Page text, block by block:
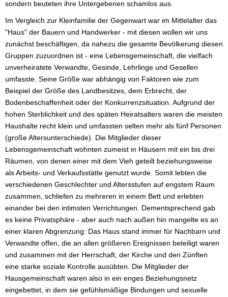
sondern beuteten ihre Untergebenen schamlos aus.
Im Vergleich zur Kleinfamilie der Gegenwart war im Mittelalter das
"Haus" der Bauern und Handwerker - mit diesen wollen wir uns
zunächst beschäftigen, da nahezu die gesamte Bevölkerung diesen
Gruppen zuzuordnen ist - eine Lebensgemeinschaft, die vielfach
unverheiratete Verwandte, Gesinde, Lehrlinge und Gesellen
umfasste. Seine Größe war abhängig von Faktoren wie zum
Beispiel der Größe des Landbesitzes, dem Erbrecht, der
Bodenbeschaffenheit oder der Konkurrenzsituation. Aufgrund der
hohen Sterblichkeit und des späten Heiratsalters waren die meisten
Haushalte recht klein und umfassten selten mehr als fünf Personen
(große Altersunterschiede). Die Mitglieder dieser
Lebensgemeinschaft wohnten zumeist in Häusern mit ein bis drei
Räumen, von denen einer mit dem Vieh geteilt beziehungsweise
als Arbeits- und Verkaufsstätte genutzt wurde. Somit lebten die
verschiedenen Geschlechter und Altersstufen auf engstem Raum
zusammen, schliefen zu mehreren in einem Bett und erlebten
einander bei den intimsten Verrichtungen. Dementsprechend gab
es keine Privatsphäre - aber auch nach außen hin mangelte es an
einer klaren Abgrenzung: Das Haus stand immer für Nachbarn und
Verwandte offen, die an allen größeren Ereignissen beteiligt waren
und zusammen mit der Herrschaft, der Kirche und den Zünften
eine starke soziale Kontrolle ausübten. Die Mitglieder der
Hausgemeinschaft waren also in ein enges Beziehungsnetz
eingebettet, in dem sie gefühlsmäßige Bindungen und sexuelle